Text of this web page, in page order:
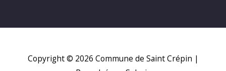
Copyright © 2026 Commune de Saint Crépin |